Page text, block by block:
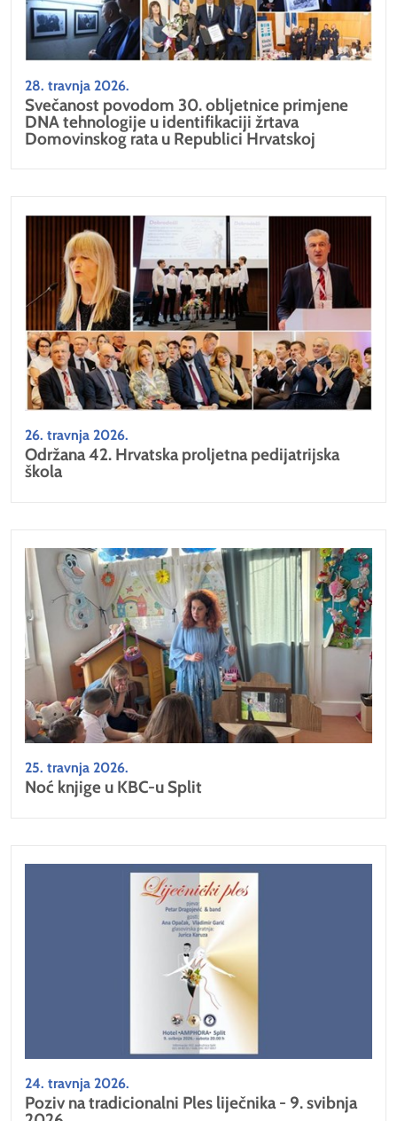
28. travnja 2026.
Svečanost povodom 30. obljetnice primjene
DNA tehnologije u identifikaciji žrtava
Domovinskog rata u Republici Hrvatskoj
26. travnja 2026.
Održana 42. Hrvatska proljetna pedijatrijska
škola
25. travnja 2026.
Noć knjige u KBC-u Split
24. travnja 2026.
Poziv na tradicionalni Ples liječnika - 9. svibnja